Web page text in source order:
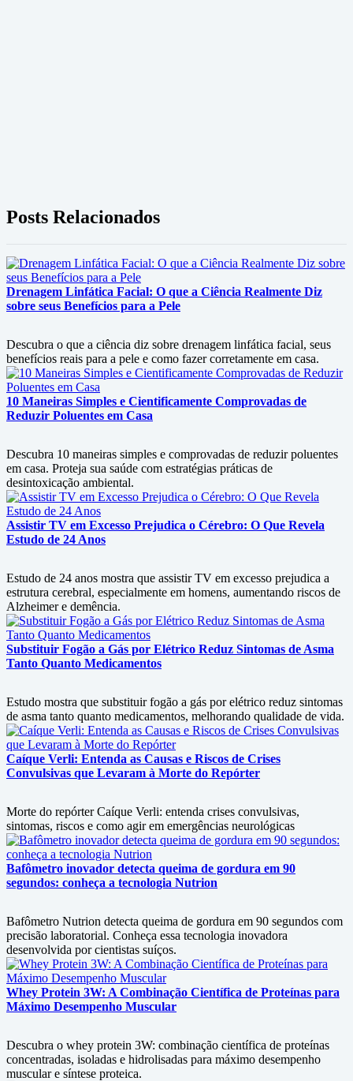
Posts Relacionados
Drenagem Linfática Facial: O que a Ciência Realmente Diz
sobre seus Benefícios para a Pele
Descubra o que a ciência diz sobre drenagem linfática facial, seus
benefícios reais para a pele e como fazer corretamente em casa.
10 Maneiras Simples e Cientificamente Comprovadas de
Reduzir Poluentes em Casa
Descubra 10 maneiras simples e comprovadas de reduzir poluentes
em casa. Proteja sua saúde com estratégias práticas de
desintoxicação ambiental.
Assistir TV em Excesso Prejudica o Cérebro: O Que Revela
Estudo de 24 Anos
Estudo de 24 anos mostra que assistir TV em excesso prejudica a
estrutura cerebral, especialmente em homens, aumentando riscos de
Alzheimer e demência.
Substituir Fogão a Gás por Elétrico Reduz Sintomas de Asma
Tanto Quanto Medicamentos
Estudo mostra que substituir fogão a gás por elétrico reduz sintomas
de asma tanto quanto medicamentos, melhorando qualidade de vida.
Caíque Verli: Entenda as Causas e Riscos de Crises
Convulsivas que Levaram à Morte do Repórter
Morte do repórter Caíque Verli: entenda crises convulsivas,
sintomas, riscos e como agir em emergências neurológicas
Bafômetro inovador detecta queima de gordura em 90
segundos: conheça a tecnologia Nutrion
Bafômetro Nutrion detecta queima de gordura em 90 segundos com
precisão laboratorial. Conheça essa tecnologia inovadora
desenvolvida por cientistas suíços.
Whey Protein 3W: A Combinação Científica de Proteínas para
Máximo Desempenho Muscular
Descubra o whey protein 3W: combinação científica de proteínas
concentradas, isoladas e hidrolisadas para máximo desempenho
muscular e síntese proteica.